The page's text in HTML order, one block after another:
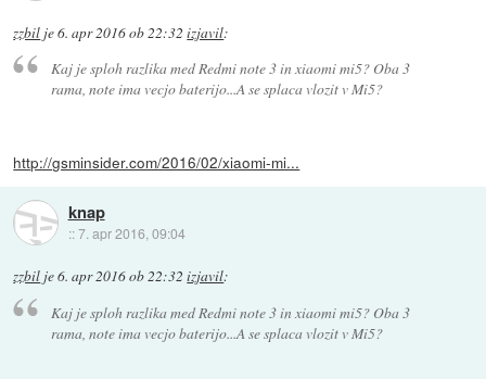
zzbil je6. apr 2016 ob 22:32 izjavil:
Kaj je sploh razlika med Redmi note 3 in xiaomi mi5? Oba 3
rama, note ima vecjo baterijo...A se splaca vlozit v Mi5?
http://gsminsider.com/2016/02/xiaomi-mi...
knap
::7. apr 2016, 09:04
zzbil je6. apr 2016 ob 22:32 izjavil:
Kaj je sploh razlika med Redmi note 3 in xiaomi mi5? Oba 3
rama, note ima vecjo baterijo...A se splaca vlozit v Mi5?